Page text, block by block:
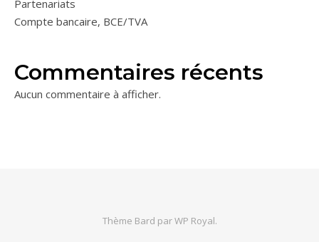
Partenariats
Compte bancaire, BCE/TVA
Commentaires récents
Aucun commentaire à afficher.
Thème Bard parWP Royal.